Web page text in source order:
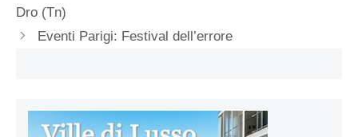
Dro (Tn)
Eventi Parigi: Festival dell’errore